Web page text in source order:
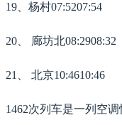
19、杨村07:5207:54
20、 廊坊北08:2908:32
21、 北京10:4610:46
1462次列车是一列空